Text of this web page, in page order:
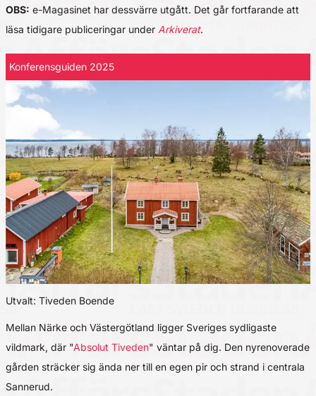
OBS: e-Magasinet har dessvärre utgått. Det går fortfarande att
läsa tidigare publiceringar under Arkiverat.
Konferensguiden 2025
Utvalt: Tiveden Boende
Mellan Närke och Västergötland ligger Sveriges sydligaste
vildmark, där "Absolut Tiveden" väntar på dig. Den nyrenoverade
gården sträcker sig ända ner till en egen pir och strand i centrala
Sannerud.